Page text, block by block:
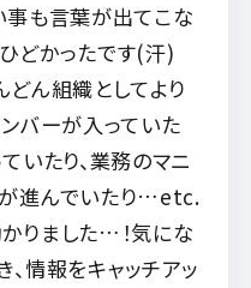
事も言葉が出てこな
どかったです(汗)
どん組織としてより
ンバーが入っていた
いたり、業務のマニ
進んでいたり…etc.
りました…！気にな
情報をキャッチアッ